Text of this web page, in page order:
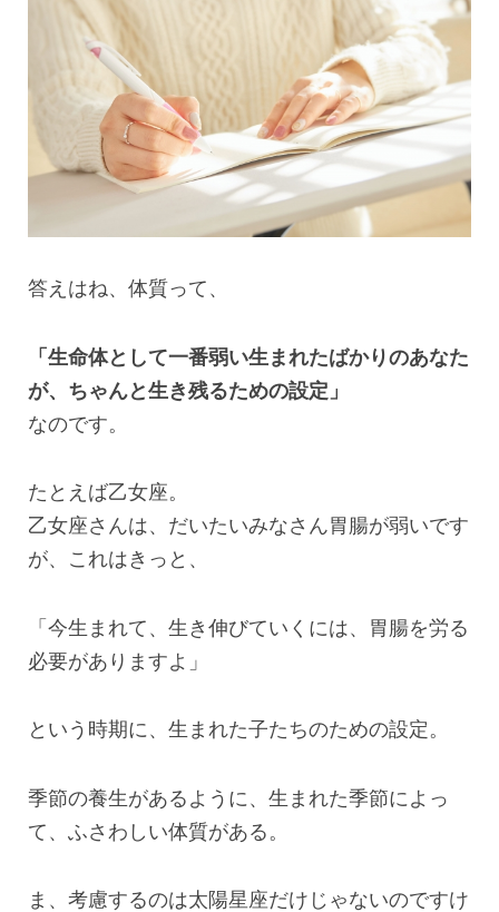
答えはね、体質って、
「生命体として一番弱い生まれたばかりのあなた
が、ちゃんと生き残るための設定」
なのです。
たとえば乙女座。
乙女座さんは、だいたいみなさん胃腸が弱いです
が、これはきっと、
「今生まれて、生き伸びていくには、胃腸を労る
必要がありますよ」
という時期に、生まれた子たちのための設定。
季節の養生があるように、生まれた季節によっ
て、ふさわしい体質がある。
ま、考慮するのは太陽星座だけじゃないのですけ